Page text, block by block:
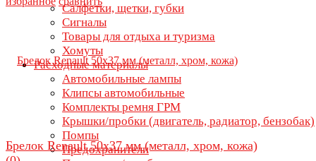
Салфетки, щетки, губки
Сигналы
Товары для отдыха и туризма
Хомуты
Расходные материалы
Автомобильные лампы
Клипсы автомобильные
Комплекты ремня ГРМ
Крышки/пробки (двигатель, радиатор, бензобак)
Помпы
Предохранители
Брелок Renault 50х37 мм (металл, хром, кожа)